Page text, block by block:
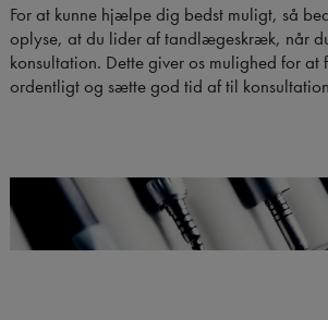
For at kunne hjælpe dig bedst muligt, så
oplyse, at du lider af tandlægeskræk, når
konsultation. Dette giver os mulighed for at
ordentligt og sætte god tid af til